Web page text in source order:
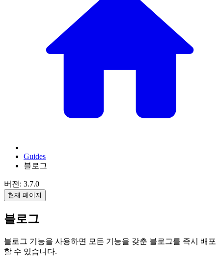
Guides
블로그
버전: 3.7.0
현재 페이지
블로그
블로그 기능을 사용하면 모든 기능을 갖춘 블로그를 즉시 배포
할 수 있습니다.